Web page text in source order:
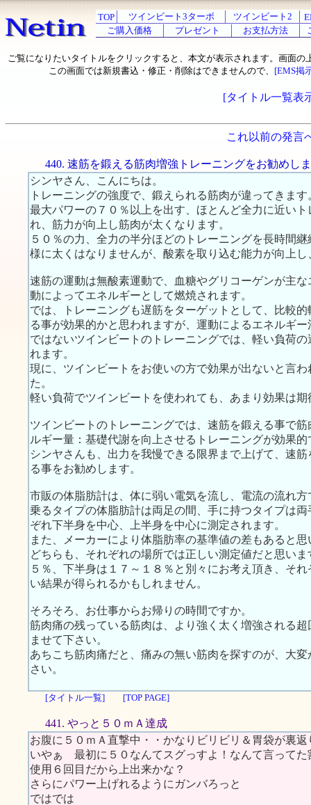
TOP ツインビート3ターボ ツインビート2
ご購入価格
プレゼント お支払方法
ご覧になりたいタイトルをクリックすると、本文が表示されます。画面の
この画面では新規書込・修正・削除はできませんので、 [EMS掲
[タイトル一覧表
これ以前の発言
440. 速筋を鍛える筋肉増強トレーニングをお勧めし
シンヤさん、こんにちは。
トレーニングの強度で、鍛えられる筋肉が違ってきます
最大パワーの７０％以上を出す、ほとんど全力に近い
れ、筋力が向上し筋肉が太くなります。
５０％の力、全力の半分ほどのトレーニングを長時間
様に太くはなりませんが、酸素を取り込む能力が向上
速筋の運動は無酸素運動で、血糖やグリコーゲンが主
動によってエネルギーとして燃焼されます。
では、トレーニングも遅筋をターゲットとして、比較
る事が効果的かと思われますが、運動によるエネルギ
ではないツインビートのトレーニングでは、軽い負荷
れます。
現に、ツインビートをお使いの方で効果が出ないと言
た。
軽い負荷でツインビートを使われても、あまり効果は
ツインビートのトレーニングでは、速筋を鍛える事で
ルギー量：基礎代謝を向上させるトレーニングが効果的
シンヤさんも、出力を我慢できる限界まで上げて、速
る事をお勧めします。
市販の体脂肪計は、体に弱い電気を流し、電流の流れ
乗るタイプの体脂肪計は両足の間、手に持つタイプは
ぞれ下半身を中心、上半身を中心に測定されます。
また、メーカーにより体脂肪率の基準値の差もあると
どちらも、それぞれの場所では正しい測定値だと思い
５％、下半身は１７～１８％と別々にお考え頂き、そ
い結果が得られるかもしれません。
そろそろ、お仕事からお帰りの時間ですか。
筋肉痛の残っている筋肉は、より強く太く増強される
ませて下さい。
あちこち筋肉痛だと、痛みの無い筋肉を探すのが、大
さい。
[タイトル一覧] [TOP PAGE]
441. やっと５０ｍＡ達成
お腹に５０ｍＡ直撃中・・かなりビリビリ＆胃袋が裏返
いやぁ 最初に５０なんてスグっすよ！なんて言って
使用６回目だから上出来かな？
さらにパワー上げれるようにガンバろっと
ではでは